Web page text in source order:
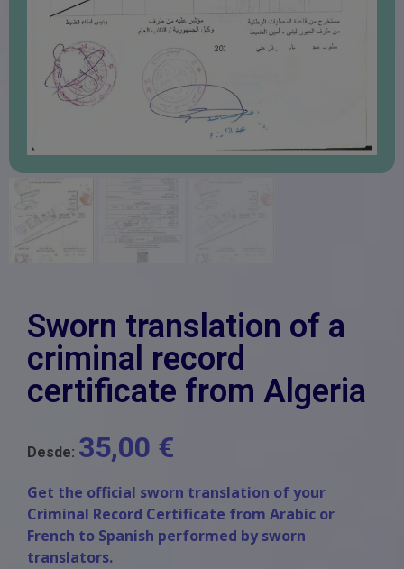
Sworn translation of a
criminal record
certificate from Algeria
Desde: 35,00 €
Get the official sworn translation of your
Criminal Record Certificate from Arabic or
French to Spanish performed by sworn
translators.